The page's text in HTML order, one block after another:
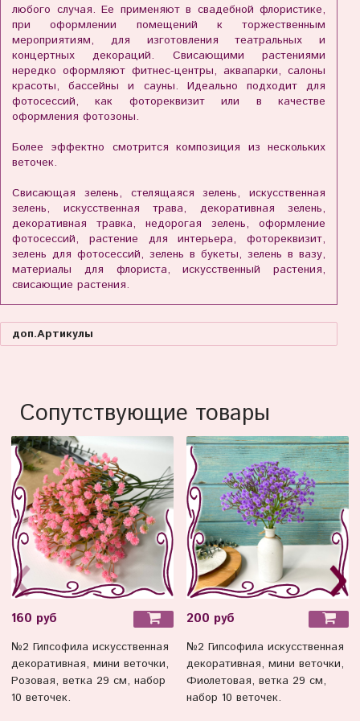
любого случая. Ее применяют в свадебной флористике,
при оформлении помещений к торжественным
мероприятиям, для изготовления театральных и
концертных декораций. Свисающими растениями
нередко оформляют фитнес-центры, аквапарки, салоны
красоты, бассейны и сауны. Идеально подходит для
фотосессий, как фотореквизит или в качестве
оформления фотозоны.
Более эффектно смотрится композиция из нескольких
веточек.
Свисающая зелень, стелящаяся зелень, искусственная
зелень, искусственная трава, декоративная зелень,
декоративная травка, недорогая зелень, оформление
фотосессий, растение для интерьера, фотореквизит,
зелень для фотосессий, зелень в букеты, зелень в вазу,
материалы для флориста, искусственный растения,
свисающие растения.
доп.Артикулы
Сопутствующие товары
160 руб
№2 Гипсофила искусственная
декоративная, мини веточки,
Розовая, ветка 29 см, набор
10 веточек.
200 руб
№2 Гипсофила искусственная
декоративная, мини веточки,
Фиолетовая, ветка 29 см,
набор 10 веточек.